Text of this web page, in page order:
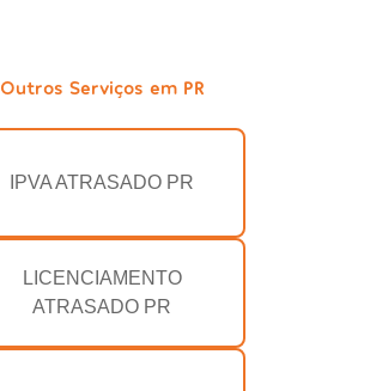
Outros Serviços em PR
IPVA ATRASADO PR
LICENCIAMENTO
ATRASADO PR